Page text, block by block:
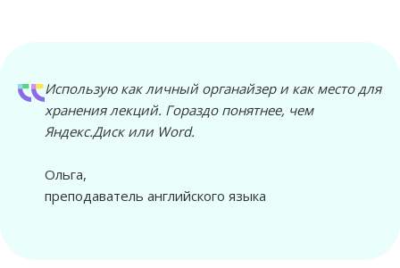
Использую как личный органайзер и как место для
хранения лекций. Гораздо понятнее, чем
Яндекс.Диск или Word.
Ольга,
преподаватель английского языка